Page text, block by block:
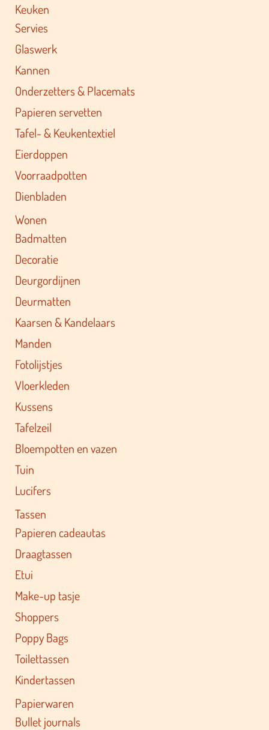
Keuken
Servies
Glaswerk
Kannen
Onderzetters & Placemats
Papieren servetten
Tafel- & Keukentextiel
Eierdoppen
Voorraadpotten
Dienbladen
Wonen
Badmatten
Decoratie
Deurgordijnen
Deurmatten
Kaarsen & Kandelaars
Manden
Fotolijstjes
Vloerkleden
Kussens
Tafelzeil
Bloempotten en vazen
Tuin
Lucifers
Tassen
Papieren cadeautas
Draagtassen
Etui
Make-up tasje
Shoppers
Poppy Bags
Toilettassen
Kindertassen
Papierwaren
Bullet journals